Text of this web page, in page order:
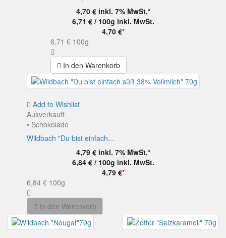
4,70 € inkl. 7% MwSt.*
6,71 € / 100g inkl. MwSt.
4,70 €*
6,71 € 100g
In den Warenkorb
Add to Wishlist
Ausverkauft
• Schokolade
Wildbach "Du bist einfach...
4,79 € inkl. 7% MwSt.*
6,84 € / 100g inkl. MwSt.
4,79 €*
6,84 € 100g
In den Warenkorb